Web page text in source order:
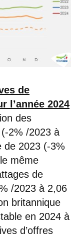
de
l’année 2024
des
2% /2023 à
de 2023 (-3%
même
de
/2023 à 2,06
britannique
en 2024 à
d’offres